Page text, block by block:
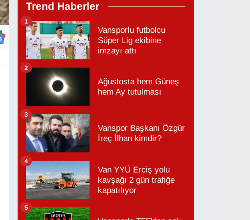
Trend Haberler
Vansporlu futbolcu
Süper Lig ekibine
imzayı attı
1
Ağustosta hem Güneş
hem Ay tutulması
2
Vanspor Başkanı Özgür
İreç İlhan kimdir?
3
Van YYÜ Erciş yolu
kavşağı 2 gün trafiğe
kapatılıyor
4
5